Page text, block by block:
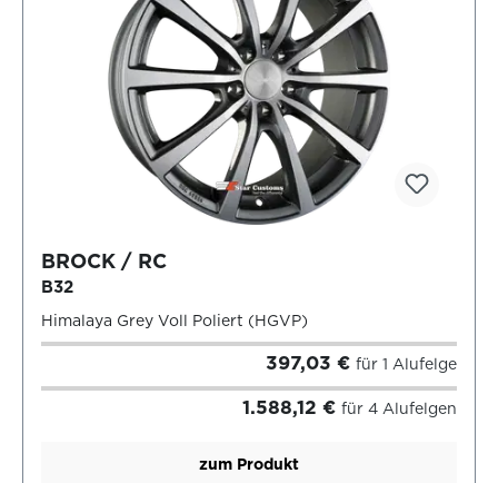
BROCK / RC
B32
Himalaya Grey Voll Poliert (HGVP)
397,03 € für 1 Alufelge
1.588,12 € für 4 Alufelgen
zum Produkt